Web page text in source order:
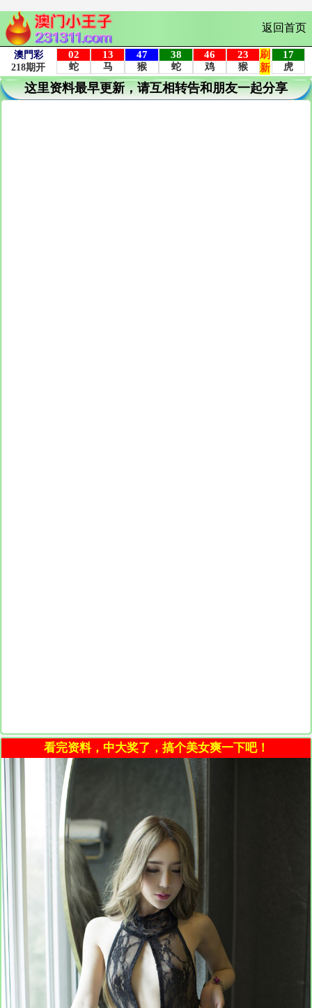
返回首页
这里资料最早更新，请互相转告和朋友一起分享
看完资料，中大奖了，搞个美女爽一下吧！